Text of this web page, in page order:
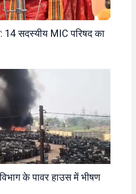
14 सदस्यीय MIC परिषद का
के पावर हाउस में भीषण